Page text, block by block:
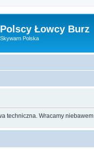
Polscy Łowcy Burz
Skywarn Polska
techniczna. Wracamy niebawem